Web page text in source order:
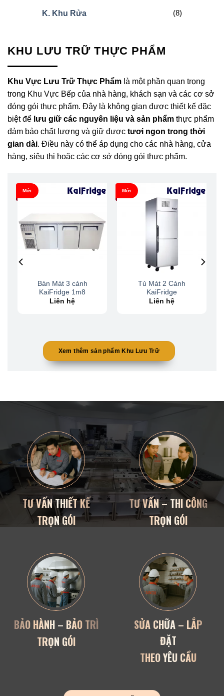
K. Khu Rửa (8)
KHU LƯU TRỮ THỰC PHẨM
Khu Vực Lưu Trữ Thực Phẩm là một phần quan trọng
trong Khu Vực Bếp của nhà hàng, khách sạn và các cơ sở
đóng gói thực phẩm. Đây là không gian được thiết kế đặc
biệt để lưu giữ các nguyên liệu và sản phẩm thực phẩm
đảm bảo chất lượng và giữ được tươi ngon trong thời
gian dài. Điều này có thể áp dụng cho các nhà hàng, cửa
hàng, siêu thị hoặc các cơ sở đóng gói thực phẩm.
Mới
Bàn Mát 3 cánh
KaiFridge 1m8
Liên hệ
Mới
Tủ Mát 2 Cánh
KaiFridge
Liên hệ
Xem thêm sản phẩm Khu Lưu Trữ
TƯ VẤN THIẾT KẾ
TRỌN GÓI
TƯ VẤN – THI CÔNG
TRỌN GÓI
BẢO HÀNH – BẢO TRÌ
TRỌN GÓI
SỬA CHỮA – LẮP
ĐẶT
THEO YÊU CẦU